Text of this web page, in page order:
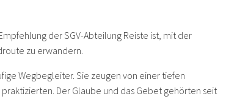
der SGV-Abteilung Reiste ist, mit der
zu erwandern.
Wegbegleiter. Sie zeugen von einer tiefen
Der Glaube und das Gebet gehörten seit